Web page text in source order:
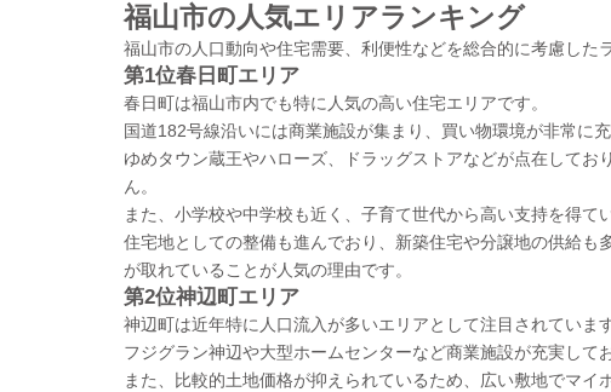
福山市の人気エリアランキング
福山市の人口動向や住宅需要、利便性などを総合的に考慮した
第1位春日町エリア
春日町は福山市内でも特に人気の高い住宅エリアです。
国道182号線沿いには商業施設が集まり、買い物環境が非常に充
ゆめタウン蔵王やハローズ、ドラッグストアなどが点在してお
ん。
また、小学校や中学校も近く、子育て世代から高い支持を得て
住宅地としての整備も進んでおり、新築住宅や分譲地の供給も
が取れていることが人気の理由です。
第2位神辺町エリア
神辺町は近年特に人口流入が多いエリアとして注目されています
フジグラン神辺や大型ホームセンターなど商業施設が充実して
また、比較的土地価格が抑えられているため、広い敷地でマイ